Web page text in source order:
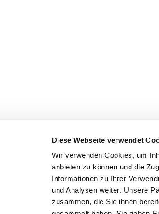
Diese Webseite verwendet
Wir verwenden Cookies, um
anbieten zu können und die
Informationen zu Ihrer
und Analysen weiter. Unsere
zusammen, die Sie ihnen